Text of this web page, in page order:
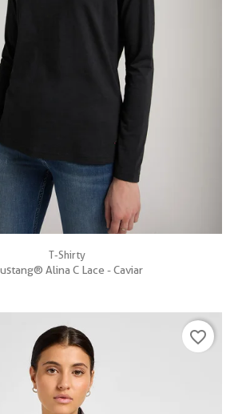
T-Shirty
Alina C Lace - Caviar
favorite_border